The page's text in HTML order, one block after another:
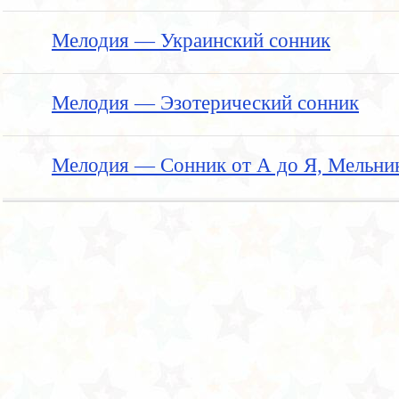
Мелодия — Украинский сонник
Мелодия — Эзотерический сонник
Мелодия — Сонник от А до Я,